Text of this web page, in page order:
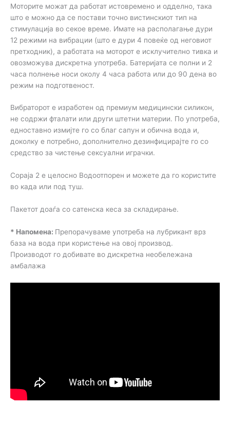
Моторите можат да работат истовремено и одделно, така
што е можно да се постави точно вистинскиот тип на
стимулација во секое време. Имате на располагање дури
12 режими на вибрации (што е дури 4 повеќе од неговиот
претходник), а работата на моторот е исклучително тивка и
овозможува дискретна употреба. Батеријата се полни и 2
часа полнење носи околу 4 часа работа или до 90 дена во
режим на подготвеност.
Вибраторот е изработен од премиум медицински силикон,
не содржи фталати или други штетни материи. По употреба,
едноставно измијте го со благ сапун и обична вода и,
доколку е потребно, дополнително дезинфицирајте го со
средство за чистење сексуални играчки.
Сораја 2 е целосно Водоотпорен и можете да го користите
во када или под туш.
Пакетот доаѓа со сатенска кеса за складирање.
* Напомена: Препорачуваме употреба на лубрикант врз
база на вода при користење на овој производ.
Производот го добивате во дискретна необележана
амбалажа